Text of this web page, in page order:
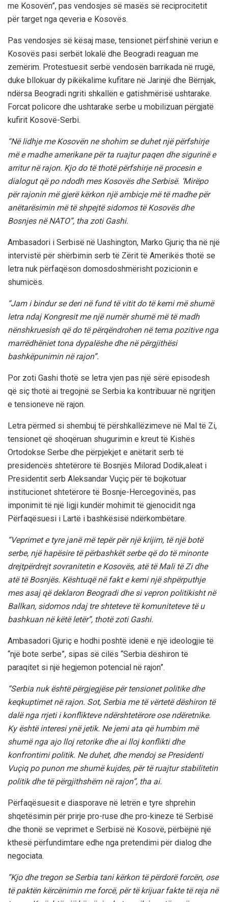
me Kosovën”, pas vendosjes së masës së reciprocitetit
për target nga qeveria e Kosovës.
Pas vendosjes së kësaj mase, tensionet përfshinë veriun e
Kosovës pasi serbët lokalë dhe Beogradi reaguan me
zemërim. Protestuesit serbë vendosën barrikada në rrugë,
duke bllokuar dy pikëkalime kufitare në Jarinjë dhe Bërnjak,
ndërsa Beogradi ngriti shkallën e gatishmërisë ushtarake.
Forcat policore dhe ushtarake serbe u mobilizuan përgjatë
kufirit Kosovë-Serbi.
“Në lidhje me Kosovën ne shohim se duhet një përfshirje
më e madhe amerikane për ta ruajtur paqen dhe sigurinë e
arritur në rajon. Kjo do të thotë përfshirje në procesin e
dialogut që po ndodh mes Kosovës dhe Serbisë. ‘Mirëpo
për rajonin më gjerë kërkon një ambicje më të madhe për
anëtarësimin më të shpejtë sidomos të Kosovës dhe
Bosnjes në NATO”, tha zoti Gashi.
Ambasadori i Serbisë në Uashington, Marko Gjuriç tha në një
intervistë për shërbimin serb të Zërit të Amerikës thotë se
letra nuk përfaqëson domosdoshmërisht pozicionin e
shumicës.
“Jam i bindur se deri në fund të vitit do të kemi më shumë
letra ndaj Kongresit me një numër shumë më të madh
nënshkruesish që do të përqëndrohen në tema pozitive nga
marrëdhëniet tona dypalëshe dhe në përgjithësi
bashkëpunimin në rajon”.
Por zoti Gashi thotë se letra vjen pas një sërë episodesh
që siç thotë ai tregojnë se Serbia ka kontribuuar në ngritjen
e tensioneve në rajon.
Letra përmed si shembuj të përshkallëzimeve në Mal të Zi,
tensionet që shoqëruan shugurimin e kreut të Kishës
Ortodokse Serbe dhe përpjekjet e anëtarit serb të
presidencës shtetërore të Bosnjës Milorad Dodik,aleat i
Presidentit serb Aleksandar Vuçiç për të bojkotuar
institucionet shtetërore të Bosnje-Hercegovinës, pas
imponimit të një ligji kundër mohimit të gjenocidit nga
Përfaqësuesi i Lartë i bashkësisë ndërkombëtare.
“Veprimet e tyre janë më tepër për një krijim, të një botë
serbe, një hapësire të përbashkët serbe që do të minonte
drejtpërdrejt sovranitetin e Kosovës, atë të Mali të Zi dhe
atë të Bosnjës. Kështuqë në fakt e kemi një shpërputhje
mes asaj që deklaron Beogradi dhe si vepron politikisht në
Ballkan, sidomos ndaj tre shteteve të komuniteteve të u
bashkuan në këtë letër”, thotë zoti Gashi.
Ambasadori Gjuriç e hodhi poshtë idenë e një ideologjie të
“një bote serbe”, sipas së cilës “Serbia dëshiron të
paraqitet si një hegjemon potencial në rajon”.
“Serbia nuk është përgjegjëse për tensionet politike dhe
keqkuptimet në rajon. Sot, Serbia me të vërtetë dëshiron të
dalë nga rrjeti i konflikteve ndërshtetërore ose ndëretnike.
Ky është interesi ynë jetik. Ne jemi ata që humbim më
shumë nga ajo lloj retorike dhe ai lloj konflikti dhe
konfrontimi politik. Ne duhet, dhe mendoj se Presidenti
Vuçiq po punon me shumë kujdes, për të ruajtur stabilitetin
politik dhe të përgjithshëm në rajon”, tha ai.
Përfaqësuesit e diasporave në letrën e tyre shprehin
shqetësimin për prirje pro-ruse dhe pro-kineze të Serbisë
dhe thonë se veprimet e Serbisë në Kosovë, përbëjnë një
kthesë përfundimtare edhe nga pretendimi për dialog dhe
negociata.
“Kjo dhe tregon se Serbia tani kërkon të përdorë forcën, ose
të paktën kërcënimin me forcë, për të krijuar fakte të reja në